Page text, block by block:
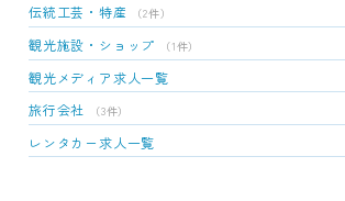
伝統工芸・特産 （2件）
観光施設・ショップ （1件）
観光メディア求人一覧
旅行会社
（3件）
レンタカー求人一覧